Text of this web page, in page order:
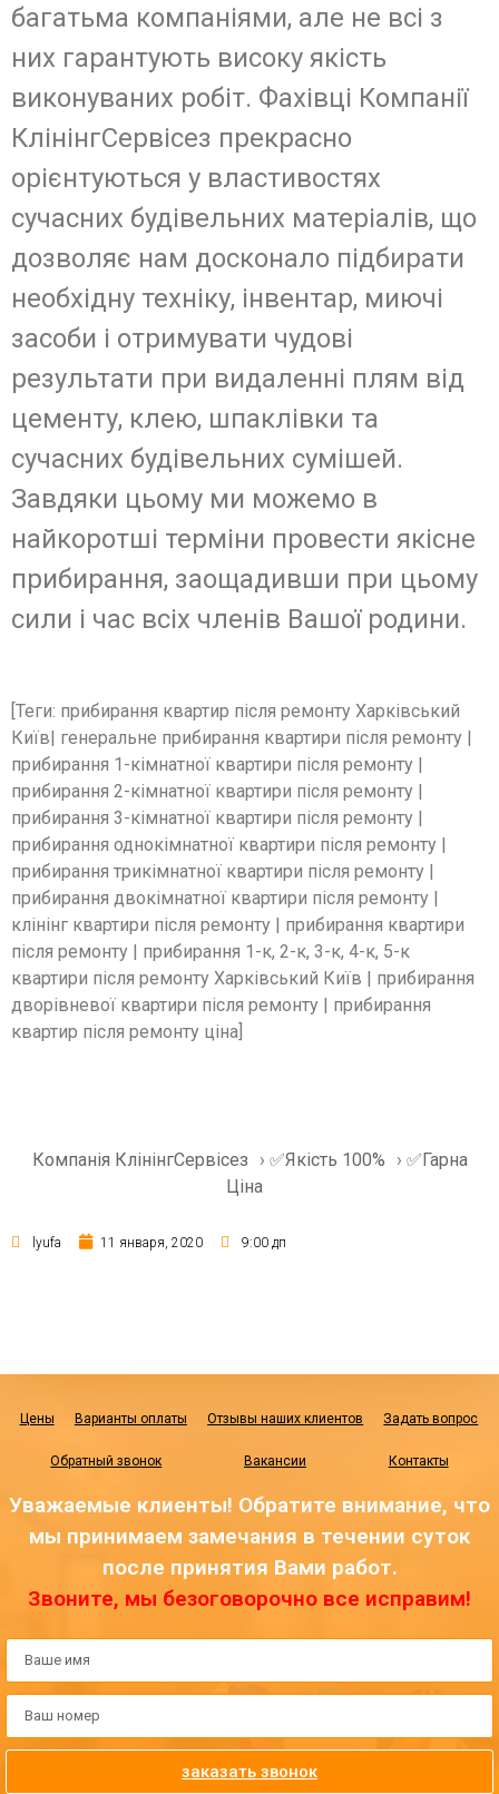
багатьма компаніями, але не всі з
них гарантують високу якість
виконуваних робіт. Фахівці Компанії
КлінінгСервісез прекрасно
орієнтуються у властивостях
сучасних будівельних матеріалів, що
дозволяє нам досконало підбирати
необхідну техніку, інвентар, миючі
засоби і отримувати чудові
результати при видаленні плям від
цементу, клею, шпаклівки та
сучасних будівельних сумішей.
Завдяки цьому ми можемо в
найкоротші терміни провести якісне
прибирання, заощадивши при цьому
сили і час всіх членів Вашої родини.
[Теги: прибирання квартир після ремонту Харківський
Київ| генеральне прибирання квартири після ремонту |
прибирання 1-кімнатної квартири після ремонту |
прибирання 2-кімнатної квартири після ремонту |
прибирання 3-кімнатної квартири після ремонту |
прибирання однокімнатної квартири після ремонту |
прибирання трикімнатної квартири після ремонту |
прибирання двокімнатної квартири після ремонту |
клінінг квартири після ремонту | прибирання квартири
після ремонту | прибирання 1-к, 2-к, 3-к, 4-к, 5-к
квартири після ремонту Харківський Київ | прибирання
дворівневої квартири після ремонту | прибирання
квартир після ремонту ціна]
Компанія КлінінгСервісез › ✅Якість 100% › ✅Гарна
Ціна
lyufa 11 января, 2020 9:00 дп
Цены Варианты оплаты Отзывы наших клиентов Задать вопрос
Обратный звонок Вакансии Контакты
Уважаемые клиенты! Обратите внимание, что
мы принимаем замечания в течении суток
после принятия Вами работ.
Звоните, мы безоговорочно все исправим!
заказать звонок